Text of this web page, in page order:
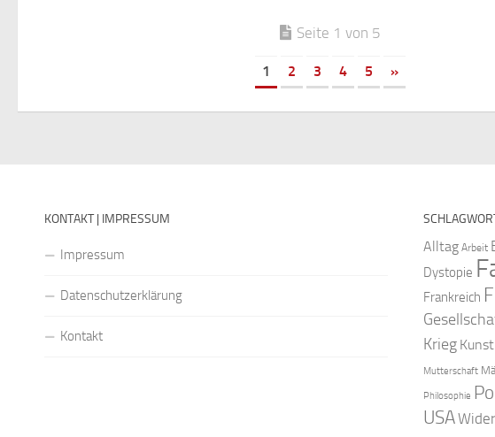
Seite 1 von 5
1 2 3 4 5 »
KONTAKT | IMPRESSUM
Impressum
Datenschutzerklärung
Kontakt
Alltag Arbeit
Dystopie
Frankreich
Krieg Kunst
Mutterschaft
Philosophie
USA